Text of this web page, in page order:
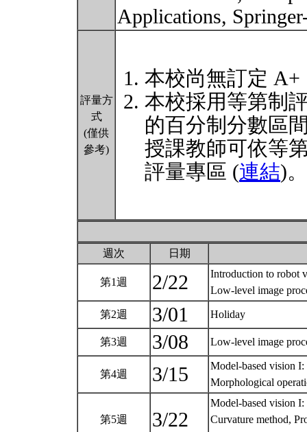
Applications,
評量方
式
(僅供
參考)
本校尚無訂定 A+
本校採用等第制
的百分制分數區
授課教師可依等
評量專區 (連結)。
週次 日期
第1週 2/22
Introduction to robot
Low-level image
第2週 3/01 Holiday
第3週 3/08 Low-level image
第4週 3/15
Model-based vision
Morphological
第5週 3/22
Model-based vision I:
Curvature method,